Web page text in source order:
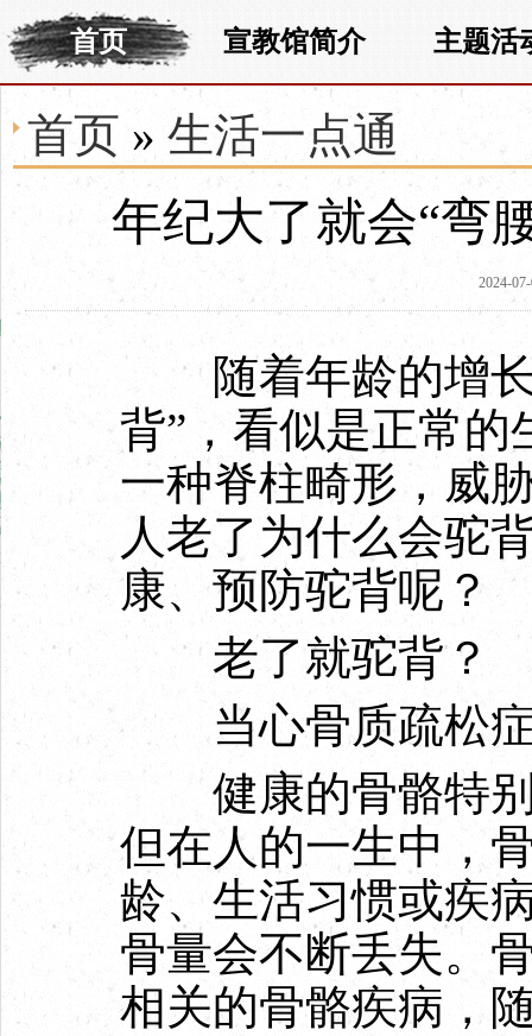
首页 宣教馆简介 主题活
首页 » 生活一点通
年纪大了就会“弯
2024-
随着年龄的增长
背”，看似是正常
一种脊柱畸形，威
人老了为什么会驼
康、预防驼背呢？
老了就驼背？
当心骨质疏松
健康的骨骼特别
但在人的一生中，
龄、生活习惯或疾
骨量会不断丢失。
相关的骨骼疾病，